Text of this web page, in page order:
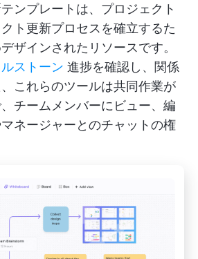
ンプレートは、プロジェクト
ト更新プロセスを確立するた
ザインされたリソースです。
ストーン 進捗を確認し、関係
これらのツールは共同作業が
チームメンバーにビュー、編
ネージャーとのチャットの権